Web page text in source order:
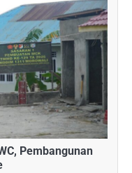
Pembangunan